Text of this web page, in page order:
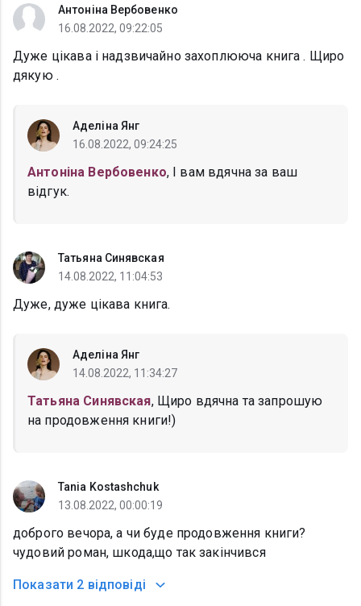
Антоніна Вербовенко
16.08.2022, 09:22:05
Дуже цікава і надзвичайно захоплююча книга . Щиро
дякую .
Аделіна Янг
16.08.2022, 09:24:25
Антоніна Вербовенко, І вам вдячна за ваш
відгук.
Татьяна Синявская
14.08.2022, 11:04:53
Дуже, дуже цікава книга.
Аделіна Янг
14.08.2022, 11:34:27
Татьяна Синявская, Щиро вдячна та запрошую
на продовження книги!)
Tania Kostashchuk
13.08.2022, 00:00:19
доброго вечора, а чи буде продовження книги?
чудовий роман, шкода,що так закінчився
Показати 2 відповіді